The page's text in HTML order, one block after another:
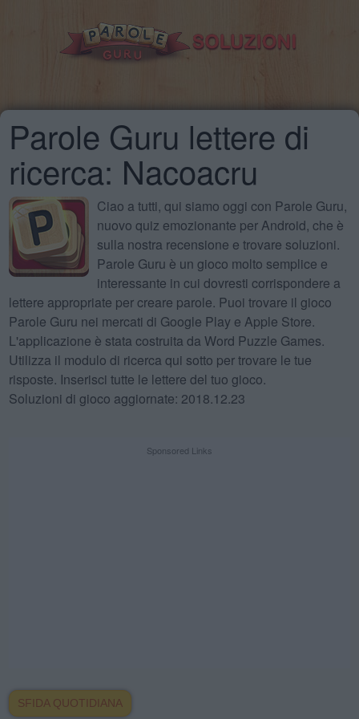
Parole Guru lettere di
ricerca: Nacoacru
Ciao a tutti, qui siamo oggi con Parole Guru,
nuovo quiz emozionante per Android, che è
sulla nostra recensione e trovare soluzioni.
Parole Guru è un gioco molto semplice e
interessante in cui dovresti corrispondere a
lettere appropriate per creare parole. Puoi trovare il gioco
Parole Guru nei mercati di Google Play e Apple Store.
L'applicazione è stata costruita da Word Puzzle Games.
Utilizza il modulo di ricerca qui sotto per trovare le tue
risposte. Inserisci tutte le lettere del tuo gioco.
Soluzioni di gioco aggiornate: 2018.12.23
Sponsored Links
SFIDA QUOTIDIANA